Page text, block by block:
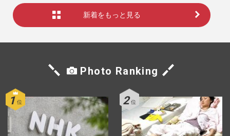
新着をもっと見る
Photo Ranking